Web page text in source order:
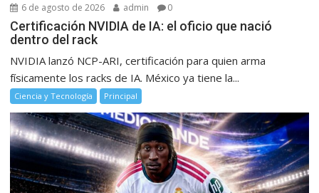
6 de agosto de 2026 admin 0
Certificación NVIDIA de IA: el oficio que nació
dentro del rack
NVIDIA lanzó NCP-ARI, certificación para quien arma
físicamente los racks de IA. México ya tiene la...
Ciencia y Tecnología Principal